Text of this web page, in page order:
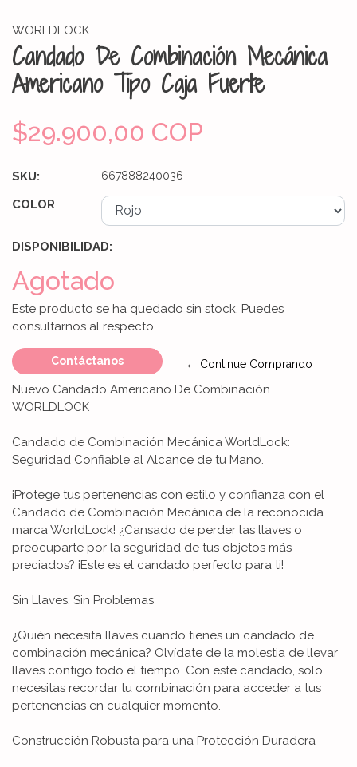
WORLDLOCK
Candado De Combinación Mecánica
Americano Tipo Caja Fuerte
$29.900,00 COP
SKU: 667888240036
COLOR
DISPONIBILIDAD:
Agotado
Este producto se ha quedado sin stock. Puedes
consultarnos al respecto.
Contáctanos ← Continue Comprando
Nuevo Candado Americano De Combinación
WORLDLOCK
Candado de Combinación Mecánica WorldLock:
Seguridad Confiable al Alcance de tu Mano.
¡Protege tus pertenencias con estilo y confianza con el
Candado de Combinación Mecánica de la reconocida
marca WorldLock! ¿Cansado de perder las llaves o
preocuparte por la seguridad de tus objetos más
preciados? ¡Este es el candado perfecto para ti!
Sin Llaves, Sin Problemas
¿Quién necesita llaves cuando tienes un candado de
combinación mecánica? Olvídate de la molestia de llevar
llaves contigo todo el tiempo. Con este candado, solo
necesitas recordar tu combinación para acceder a tus
pertenencias en cualquier momento.
Construcción Robusta para una Protección Duradera